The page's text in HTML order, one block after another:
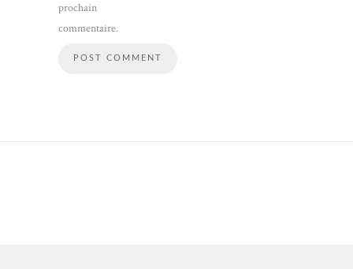
prochain
commentaire.